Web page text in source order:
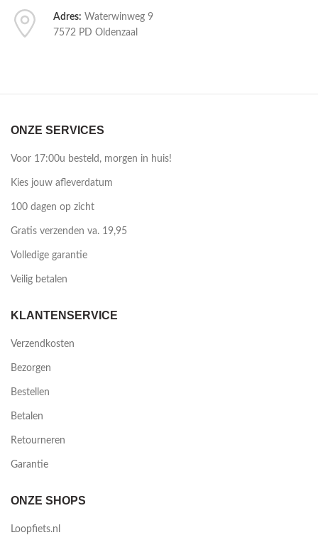
Adres: Waterwinweg 9
7572 PD Oldenzaal
ONZE SERVICES
Voor 17:00u besteld, morgen in huis!
Kies jouw afleverdatum
100 dagen op zicht
Gratis verzenden va. 19,95
Volledige garantie
Veilig betalen
KLANTENSERVICE
Verzendkosten
Bezorgen
Bestellen
Betalen
Retourneren
Garantie
ONZE SHOPS
Loopfiets.nl